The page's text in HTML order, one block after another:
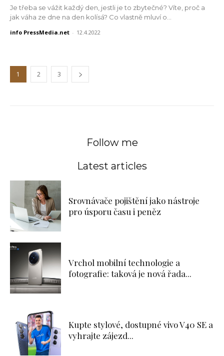
Je třeba se vážit každý den, jestli je to zbytečné? Víte, proč a
jak váha ze dne na den kolísá? Co vlastně mluví o...
info PressMedia.net - 12.4.2022
1 2 3
Follow me
Latest articles
Srovnávače pojištění jako nástroje
pro úsporu času i peněz
Vrchol mobilní technologie a
fotografie: taková je nová řada...
Kupte stylové, dostupné vivo V40 SE a
vyhrajte zájezd...